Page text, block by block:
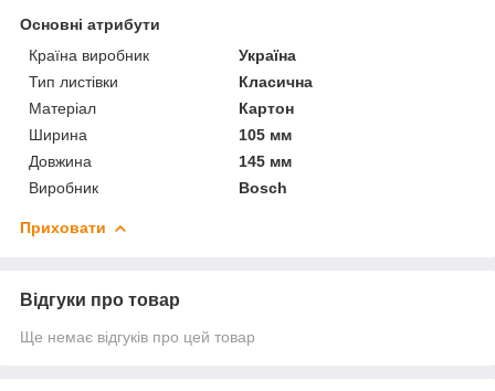
Основні атрибути
Країна виробник
Україна
Тип листівки
Класична
Матеріал
Картон
Ширина
105 мм
Довжина
145 мм
Виробник
Bosch
Приховати
Відгуки про товар
Ще немає відгуків про цей товар